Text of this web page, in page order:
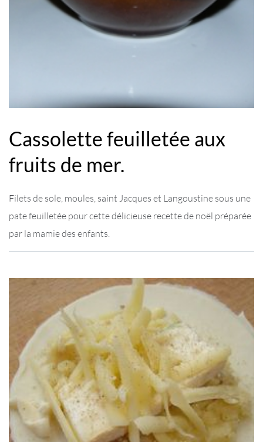
Cassolette feuilletée aux
fruits de mer.
Filets de sole, moules, saint Jacques et Langoustine sous une
pate feuilletée pour cette délicieuse recette de noël préparée
par la mamie des enfants.